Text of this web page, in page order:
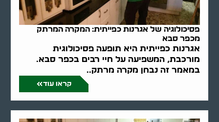
פסיכולוגיה של אגרנות כפייתית: המקרה המרתק
מכפר סבא
אגרנות כפייתית היא תופעה פסיכולוגית
מורכבת, המשפיעה על חיי רבים בכפר סבא.
במאמר זה נבחן מקרה מרתק..
קראו עוד